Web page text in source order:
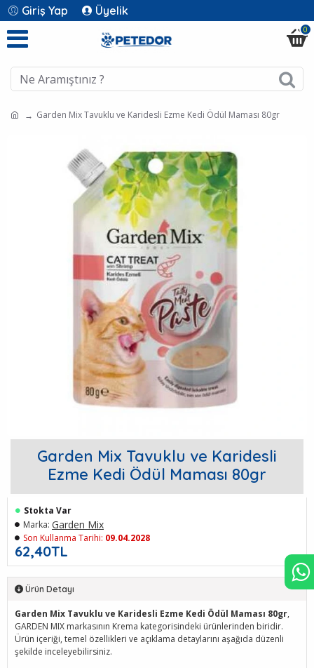
Giriş Yap Üyelik
0
Garden Mix Tavuklu ve Karidesli Ezme Kedi Ödül Maması 80gr
Garden Mix Tavuklu ve Karidesli
Ezme Kedi Ödül Maması 80gr
62,40TL
Stokta Var
Marka: Garden Mix
Son Kullanma Tarihi: 09.04.2028
Ürün Detayı
Garden Mix Tavuklu ve Karidesli Ezme Kedi Ödül Maması 80gr,
GARDEN MIX markasının Krema kategorisindeki ürünlerinden biridir.
Ürün içeriği, temel özellikleri ve açıklama detaylarını aşağıda düzenli
şekilde inceleyebilirsiniz.